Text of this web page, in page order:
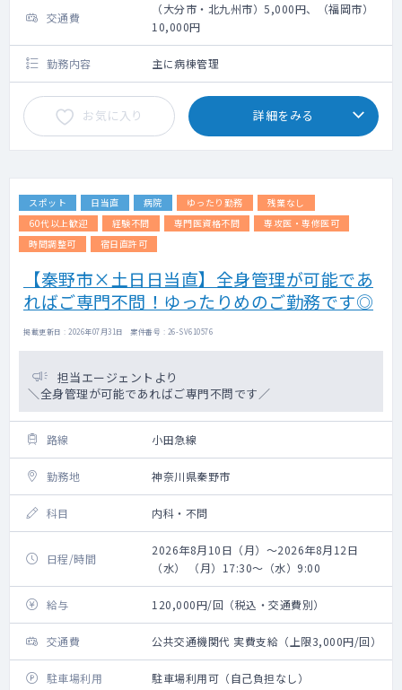
交通費
（大分市・北九州市）5,000円、（福岡市）
10,000円
勤務内容 主に病棟管理
お気に入り 詳細をみる
スポット 日当直 病院 ゆったり勤務
残業なし
60代以上歓迎
経験不問 専門医資格不問
専攻医・専修医可
時間調整可
宿日直許可
【秦野市×土日日当直】全身管理が可能であ
ればご専門不問！ゆったりめのご勤務です◎
掲載更新日 : 2026年07月31日 案件番号 : 26-SV610576
担当エージェントより
＼全身管理が可能であればご専門不問です／
路線 小田急線
勤務地 神奈川県秦野市
科目 内科・不問
日程/時間
2026年8月10日（月）～2026年8月12日
（水） （月）17:30～（水）9:00
給与 120,000円/回（税込・交通費別）
交通費 公共交通機関代 実費支給（上限3,000円/回）
駐車場利用 駐車場利用可（自己負担なし）